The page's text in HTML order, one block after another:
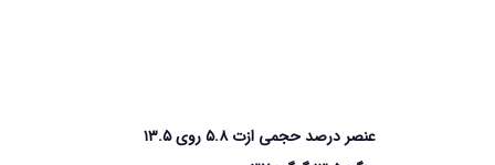
عنصر درصد حجمی ازت ۵.۸ روی ۱۳.۵